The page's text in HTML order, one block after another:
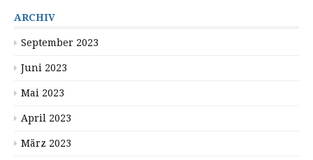
ARCHIV
September 2023
Juni 2023
Mai 2023
April 2023
März 2023